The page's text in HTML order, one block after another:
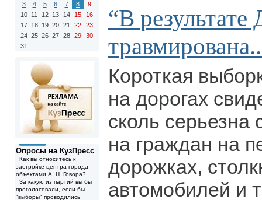
3
4 5 6 7 8
9
10 11 12 13 14 15
16
17 18 19 20 21 22
23
24 25 26 27 28 29
30
31
Опросы на КузПресс
Как вы относитесь к
застройке центра города
объектами А. Н. Говора?
За какую из партий вы бы
проголосовали, если бы
"выборы" проводились
“В
Короткая
на дорогах
сколь серьезна
на граждан на
дорожках,
автомобилей и